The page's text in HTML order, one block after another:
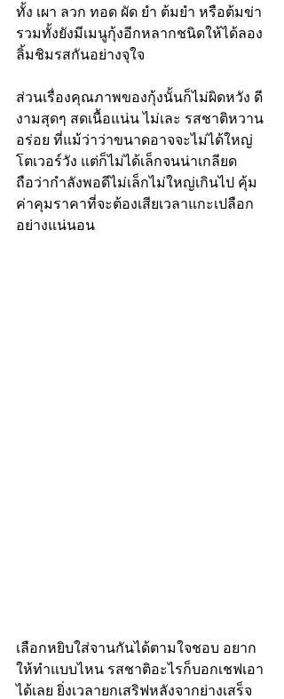
ทั้ง เผา ลวก ทอด ผัด ยำ ต้มยำ หรือต้มข่า
รวมทั้งยังมีเมนูกุ้งอีกหลากชนิดให้ได้ลอง
ลิ้มชิมรสกันอย่างจุใจ
ส่วนเรื่องคุณภาพของกุ้งนั้นก็ไม่ผิดหวัง ดี
งามสุดๆ สดเนื้อแน่น ไม่เละ รสชาติหวาน
อร่อย ที่แม้ว่าว่าขนาดอาจจะไม่ได้ใหญ่
โตเวอร์วัง แต่ก็ไม่ได้เล็กจนน่าเกลียด
ถือว่ากำลังพอดีไม่เล็กไม่ใหญ่เกินไป คุ้ม
ค่าคุมราคาที่จะต้องเสียเวลาแกะเปลือก
อย่างแน่นอน
เลือกหยิบใส่จานกันได้ตามใจชอบ อยาก
ให้ทำแบบไหน รสชาติอะไรก็บอกเชฟเอา
ได้เลย ยิ่งเวลายกเสริฟหลังจากย่างเสร็จ